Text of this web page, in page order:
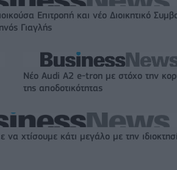
Επιτροπή και νέο Διοικητικό
Γιαγλής
Νέο Audi A2 e-tron με στόχο την
της αποδοτικότητας
χτίσουμε κάτι μεγάλο με την